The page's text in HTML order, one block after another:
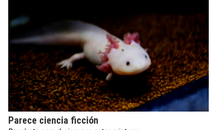
Parece ciencia ficción